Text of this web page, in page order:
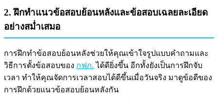
2. ฝึกทำแนวข้อสอบย้อนหลังและข้อสอบเฉลยละเอียด
อย่างสม่ำเสมอ
การฝึกทำข้อสอบย้อนหลังช่วยให้คุณเข้าใจรูปแบบคำถามและ
วิธีการตั้งข้อสอบของ กฟภ. ได้ดียิ่งขึ้น อีกทั้งยังเป็นการฝึกจับ
เวลา ทำให้คุณจัดการเวลาสอบได้ดีขึ้นเมื่อวันจริง มาดูข้อดีของ
การฝึกด้วยแนวข้อสอบย้อนหลังกัน